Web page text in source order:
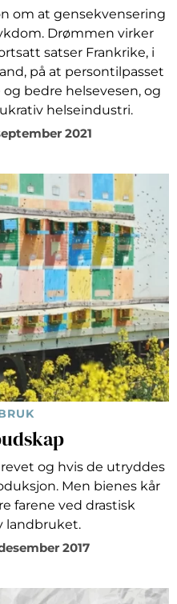
om at gensekvensering
Drømmen virker
satser Frankrike, i
på at persontilpasset
bedre helsevesen, og
helseindustri.
2021
og hvis de utryddes
Men bienes kår
farene ved drastisk
landbruket.
2017